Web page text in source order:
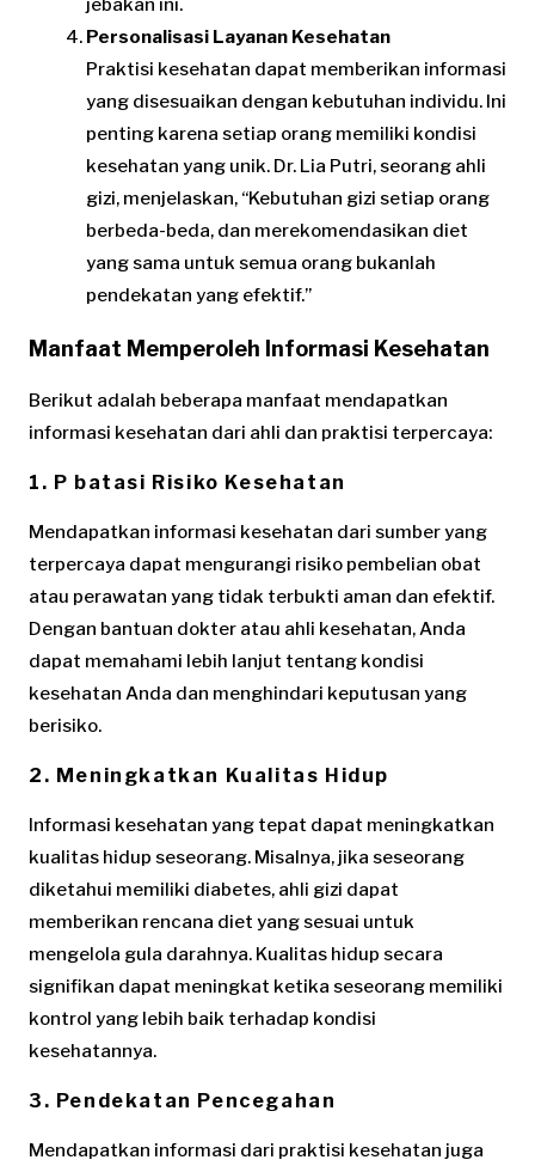
jebakan ini.
Personalisasi Layanan Kesehatan
Praktisi kesehatan dapat memberikan informasi
yang disesuaikan dengan kebutuhan individu. Ini
penting karena setiap orang memiliki kondisi
kesehatan yang unik. Dr. Lia Putri, seorang ahli
gizi, menjelaskan, “Kebutuhan gizi setiap orang
berbeda-beda, dan merekomendasikan diet
yang sama untuk semua orang bukanlah
pendekatan yang efektif.”
Manfaat Memperoleh Informasi Kesehatan
Berikut adalah beberapa manfaat mendapatkan
informasi kesehatan dari ahli dan praktisi terpercaya:
1. P batasi Risiko Kesehatan
Mendapatkan informasi kesehatan dari sumber yang
terpercaya dapat mengurangi risiko pembelian obat
atau perawatan yang tidak terbukti aman dan efektif.
Dengan bantuan dokter atau ahli kesehatan, Anda
dapat memahami lebih lanjut tentang kondisi
kesehatan Anda dan menghindari keputusan yang
berisiko.
2. Meningkatkan Kualitas Hidup
Informasi kesehatan yang tepat dapat meningkatkan
kualitas hidup seseorang. Misalnya, jika seseorang
diketahui memiliki diabetes, ahli gizi dapat
memberikan rencana diet yang sesuai untuk
mengelola gula darahnya. Kualitas hidup secara
signifikan dapat meningkat ketika seseorang memiliki
kontrol yang lebih baik terhadap kondisi
kesehatannya.
3. Pendekatan Pencegahan
Mendapatkan informasi dari praktisi kesehatan juga